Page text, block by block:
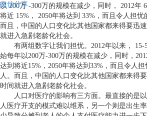
微信分享
以 200万 -300万的规模在减少，同时， 2012年
将近 15%， 2050年将达到 33%，而且令人担忧
而且，中国的人口变化比其他国家都来得要迅
就进入急剧老龄化社会。
有两组数字让我们担忧。 2012年以来， 15-
始每年以200万-300万的规模在减少，同时，
达到将近15% ， 2050年将达到 33% ，而且令人
人。而且，中国的人口变化比其他国家都来得
时间就进入急剧老龄化社会。
人口对医疗的影响有三方面。最直接的是
人医疗开支的模式难以维系，另一个则是出生